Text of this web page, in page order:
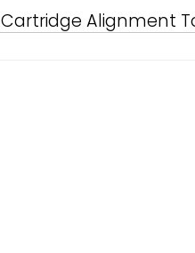
Cartridge Alignment